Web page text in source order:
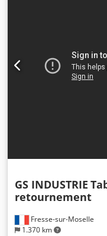
Fresse-sur-Moselle
1.370 km
GS INDUSTRIE
retournement